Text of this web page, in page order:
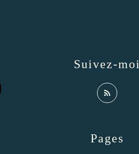
Pages
Suivez-moi